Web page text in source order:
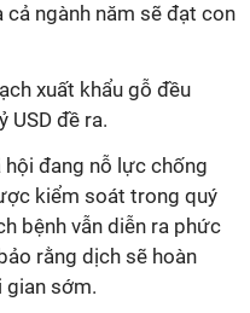
cả ngành năm sẽ đạt con
xuất khẩu gỗ đều
USD đề ra.
hội đang nỗ lực chống
kiểm soát trong quý
bệnh vẫn diễn ra phức
rằng dịch sẽ hoàn
sớm.